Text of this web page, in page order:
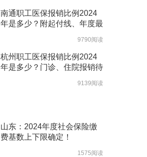
南通职工医保报销比例2024
年是多少？附起付线、年度最
9790阅读
杭州职工医保报销比例2024
年是多少？门诊、住院报销待
9139阅读
山东：2024年度社会保险缴
费基数上下限确定！
1575阅读